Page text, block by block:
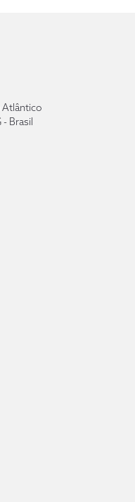
Atlântico
Brasil